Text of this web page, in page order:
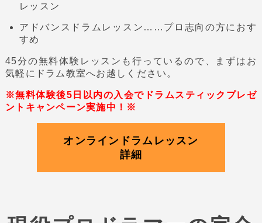
レッスン
アドバンスドラムレッスン……プロ志向の方におす
すめ
45分の無料体験レッスンも行っているので、まずはお
気軽にドラム教室へお越しください。
※無料体験後5日以内の入会でドラムスティックプレゼ
ントキャンペーン実施中！※
オンラインドラムレッスン
詳細